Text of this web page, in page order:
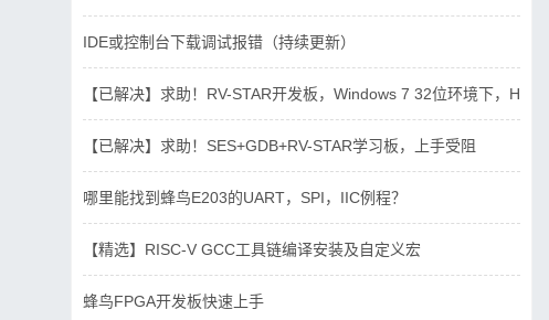
IDE或控制台下载调试报错（持续更新）
【已解决】求助！RV-STAR开发板，Windows 7 32位环境下，
【已解决】求助！SES+GDB+RV-STAR学习板，上手受阻
哪里能找到蜂鸟E203的UART，SPI，IIC例程？
【精选】RISC-V GCC工具链编译安装及自定义宏
蜂鸟FPGA开发板快速上手